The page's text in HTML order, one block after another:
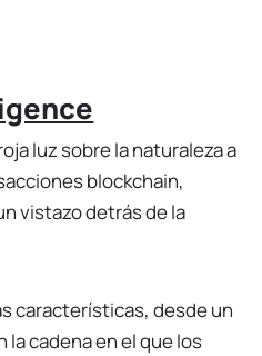
luz sobre la naturaleza a
blockchain,
vistazo detrás de la
características, desde un
cadena en el que los